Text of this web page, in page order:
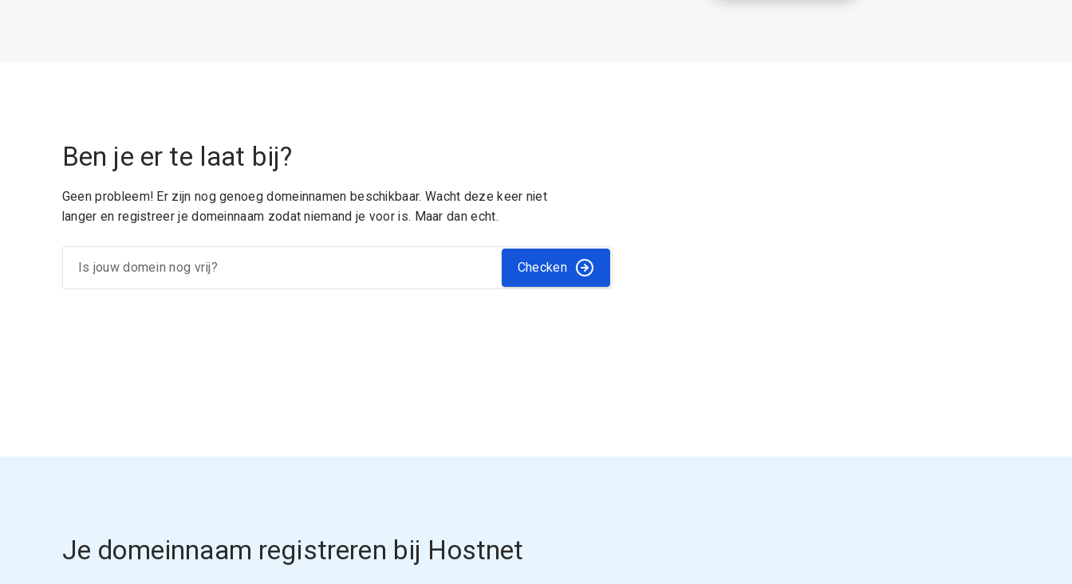
Ben je er te laat bij?
Geen probleem! Er zijn nog genoeg domeinnamen beschikbaar. Wacht deze keer niet
langer en registreer je domeinnaam zodat niemand je voor is. Maar dan echt.
Checken
Je domeinnaam registreren bij Hostnet